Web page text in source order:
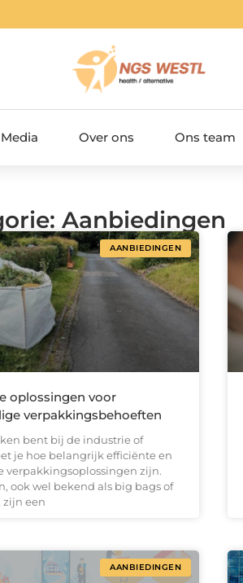
Over ons Ons team
Aanbiedingen
AANBIEDINGEN
oplossingen voor
verpakkingsbehoeften
bent bij de industrie of
je hoe belangrijk efficiënte en
verpakkingsoplossingen zijn.
ook wel bekend als big bags of
zijn een
AANBIEDINGEN